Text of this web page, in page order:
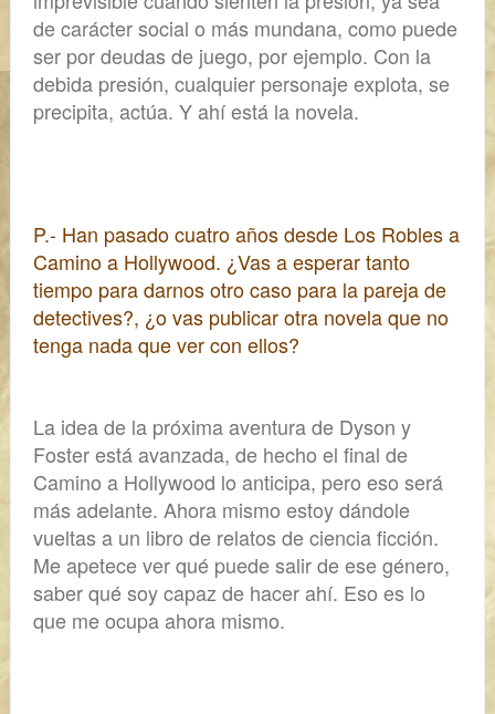
de carácter social o más mundana, como puede
ser por deudas de juego, por ejemplo. Con la
debida presión, cualquier personaje explota, se
precipita, actúa. Y ahí está la novela.
P.- Han pasado cuatro años desde Los Roblesa
Camino a Hollywood. ¿Vas a esperar tanto
tiempo para darnos otro caso para la pareja de
detectives?, ¿o vas publicar otra novela que no
tenga nada que ver con ellos?
La idea de la próxima aventura de Dyson y
Foster está avanzada, de hecho el final de
Camino a Hollywood lo anticipa, pero eso será
más adelante. Ahora mismo estoy dándole
vueltas a un libro de relatos de ciencia ficción.
Me apetece ver qué puede salir de ese género,
saber qué soy capaz de hacer ahí. Eso es lo
que me ocupa ahora mismo.